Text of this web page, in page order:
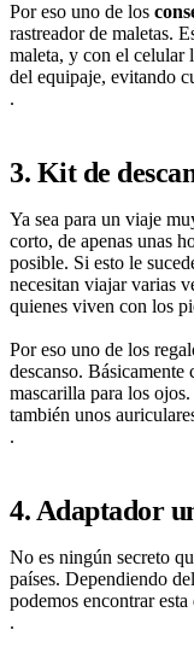
Por eso uno de los
rastreador de maletas.
maleta, y con el celular
del equipaje, evitando
.
3. Kit de
Ya sea para un viaje
corto, de apenas unas
posible. Si esto le
necesitan viajar varias
quienes viven con los
Por eso uno de los
descanso.
mascarilla para los
también unos
.
4. Adaptador
No es ningún secreto
países. Dependiendo
podemos encontrar
.